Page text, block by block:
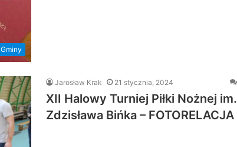
Gminy
Jarosław Krak 21 stycznia, 2024
XII Halowy Turniej Piłki Nożnej im.
Zdzisława Bińka – FOTORELACJA